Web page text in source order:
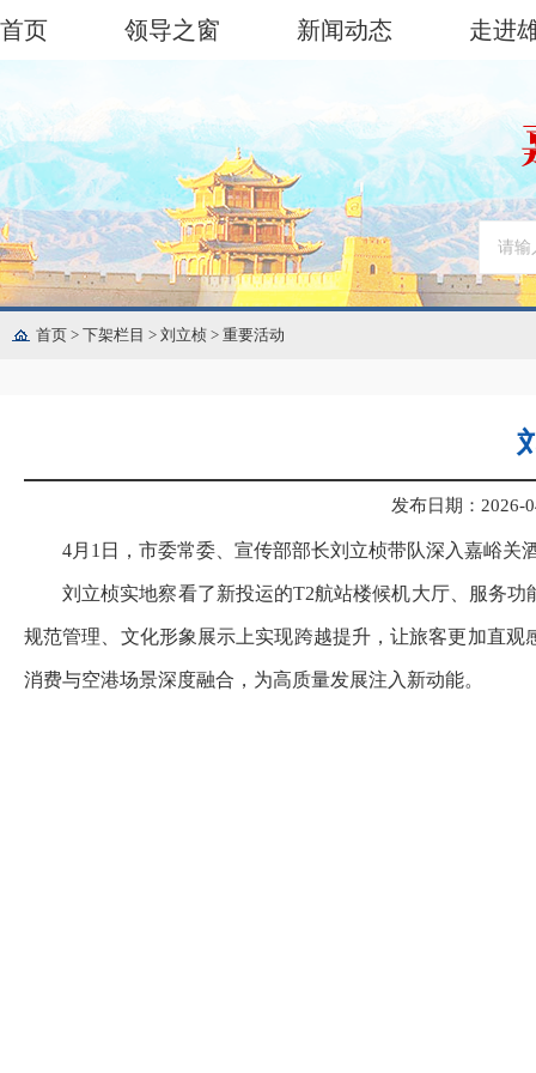
首页 领导之窗 新闻动态 走进
首页 > 下架栏目 > 刘立桢 > 重要活动
发布日期：2026-
4月1日，市委常委、宣传部部长刘立桢带队深入嘉峪关
刘立桢实地察看了新投运的T2航站楼候机大厅、服务
规范管理、文化形象展示上实现跨越提升，让旅客更加直
消费与空港场景深度融合，为高质量发展注入新动能。